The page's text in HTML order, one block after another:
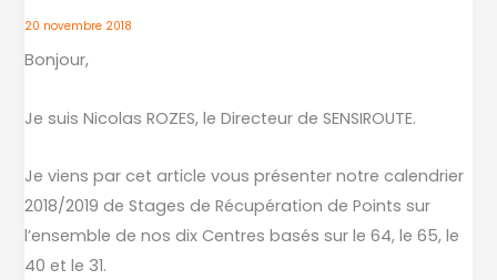
20 novembre 2018
Bonjour,
Je suis Nicolas ROZES, le Directeur de SENSIROUTE.
Je viens par cet article vous présenter notre calendrier
2018/2019 de Stages de Récupération de Points sur
l’ensemble de nos dix Centres basés sur le 64, le 65, le
40 et le 31.
de
Récupération
Points
l’ensemble
de
nos
dix